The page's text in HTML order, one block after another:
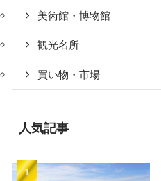
美術館・博物館
観光名所
買い物・市場
人気記事